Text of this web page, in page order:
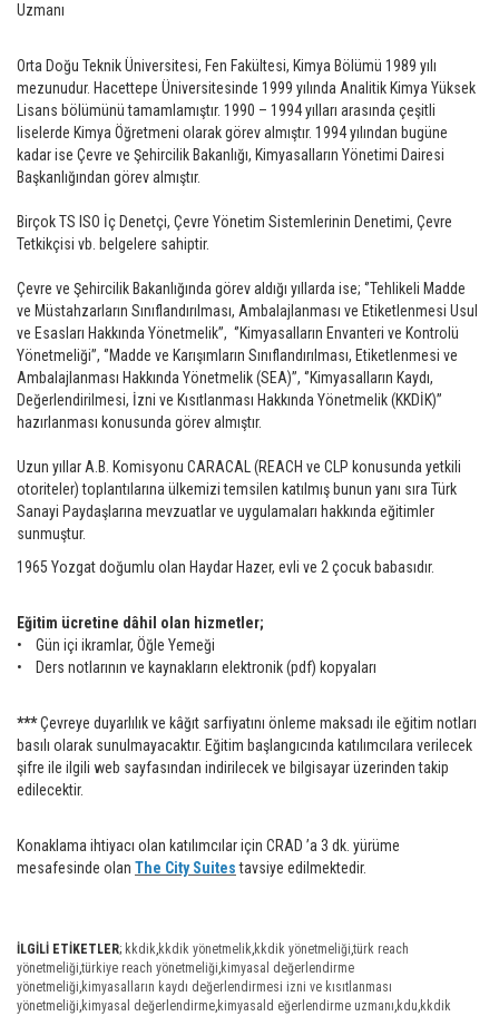
Uzmanı
Orta Doğu Teknik Üniversitesi, Fen Fakültesi, Kimya Bölümü 1989 yılı
mezunudur. Hacettepe Üniversitesinde 1999 yılında Analitik Kimya Yüksek
Lisans bölümünü tamamlamıştır. 1990 – 1994 yılları arasında çeşitli
liselerde Kimya Öğretmeni olarak görev almıştır. 1994 yılından bugüne
kadar ise Çevre ve Şehircilik Bakanlığı, Kimyasalların Yönetimi Dairesi
Başkanlığından görev almıştır.
Birçok TS ISO İç Denetçi, Çevre Yönetim Sistemlerinin Denetimi, Çevre
Tetkikçisi vb. belgelere sahiptir.
Çevre ve Şehircilik Bakanlığında görev aldığı yıllarda ise; ‘’Tehlikeli Madde
ve Müstahzarların Sınıflandırılması, Ambalajlanması ve Etiketlenmesi Usul
ve Esasları Hakkında Yönetmelik’’, ‘’Kimyasalların Envanteri ve Kontrolü
Yönetmeliği’’, ‘’Madde ve Karışımların Sınıflandırılması, Etiketlenmesi ve
Ambalajlanması Hakkında Yönetmelik (SEA)’’, ‘’Kimyasalların Kaydı,
Değerlendirilmesi, İzni ve Kısıtlanması Hakkında Yönetmelik (KKDİK)’’
hazırlanması konusunda görev almıştır.
Uzun yıllar A.B. Komisyonu CARACAL (REACH ve CLP konusunda yetkili
otoriteler) toplantılarına ülkemizi temsilen katılmış bunun yanı sıra Türk
Sanayi Paydaşlarına mevzuatlar ve uygulamaları hakkında eğitimler
sunmuştur.
1965 Yozgat doğumlu olan Haydar Hazer, evli ve 2 çocuk babasıdır.
Eğitim ücretine dâhil olan hizmetler;
• Gün içi ikramlar, Öğle Yemeği
• Ders notlarının ve kaynakların elektronik (pdf) kopyaları
***Çevreye duyarlılık ve kâğıt sarfiyatını önleme maksadı ile eğitim notları
basılı olarak sunulmayacaktır. Eğitim başlangıcında katılımcılara verilecek
şifre ile ilgili web sayfasından indirilecek ve bilgisayar üzerinden takip
edilecektir.
Konaklama ihtiyacı olan katılımcılar için CRAD ’a 3 dk. yürüme
mesafesinde olan The City Suitestavsiye edilmektedir.
İLGİLİ ETİKETLER; kkdik,kkdik yönetmelik,kkdik yönetmeliği,türk reach
yönetmeliği,türkiye reach yönetmeliği,kimyasal değerlendirme
yönetmeliği,kimyasalların kaydı değerlendirmesi izni ve kısıtlanması
yönetmeliği,kimyasal değerlendirme,kimyasald eğerlendirme uzmanı,kdu,kkdik